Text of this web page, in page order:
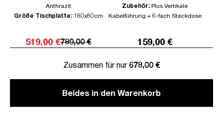
Anthrazit
Größe Tischplatte: 180x80cm
519,00 €789,00 €
Zubehör: Plus Vertikale
Kabelführung + 6-fach Steckdose
159,00 €
Zusammen für nur 678,00 €
Beides in den Warenkorb